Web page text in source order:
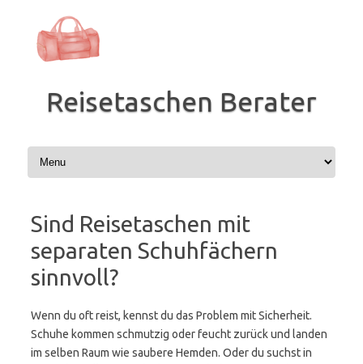
springen
Reisetaschen Berater
Sind Reisetaschen mit
separaten Schuhfächern
sinnvoll?
Wenn du oft reist, kennst du das Problem mit Sicherheit.
Schuhe kommen schmutzig oder feucht zurück und landen
im selben Raum wie saubere Hemden. Oder du suchst in